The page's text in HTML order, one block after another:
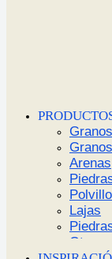
Arenas
Lajas
Otros